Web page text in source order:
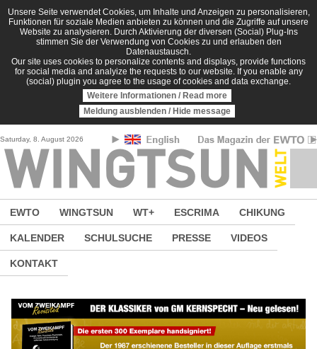
Direkt zum Inhalt
Unsere Seite verwendet Cookies, um Inhalte und Anzeigen zu personalisieren,
Funktionen für soziale Medien anbieten zu können und die Zugriffe auf unsere
Website zu analysieren. Durch Aktivierung der diversen (Social) Plug-Ins
stimmen Sie der Verwendung von Cookies zu und erlauben den
Datenaustausch.
Our site uses cookies to personalize contents and displays, provide functions
for social media and analyize the requests to our website. If you enable any
(social) plugin you agree to the usage of cookies and data exchange.
Weitere Informationen / Read more
Meldung ausblenden / Hide message
Saturday, 8. August 2026
EWTO WINGTSUN WT+ ESCRIMA CHIKUNG
KALENDER SCHULSUCHE PRESSE VIDEOS
KONTAKT